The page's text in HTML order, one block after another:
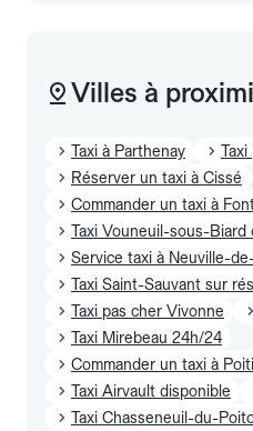
Villes à
Taxi à Parthenay
Taxi
Réserver un taxi à Cissé
Commander un taxi à
Taxi Vouneuil-sous-Biard
Service taxi à Neuville-
Taxi Saint-Sauvant sur
Taxi pas cher Vivonne
Taxi Mirebeau 24h/24
Commander un taxi à
Taxi Airvault disponible
Taxi Chasseneuil-du-